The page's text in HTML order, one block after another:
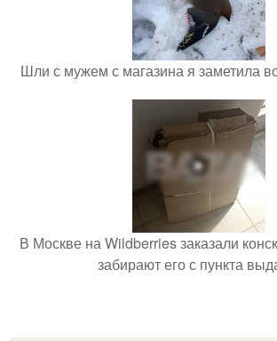
Шли с мужем с магазина я заметила
В Москве на Wildberries заказали
забирают его с пункта